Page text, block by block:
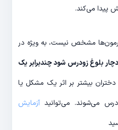
پیدا می‌کند.
مشخص نیست، به ویژه در
بلوغ زودرس شود چندبرابر یک
بیشتر بر اثر یک مشکل یا
می‌شوند. می‌توانید آزمایش